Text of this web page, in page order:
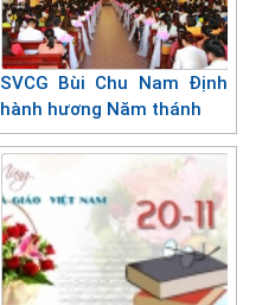
SVCG Bùi Chu Nam Định
hành hương Năm thánh